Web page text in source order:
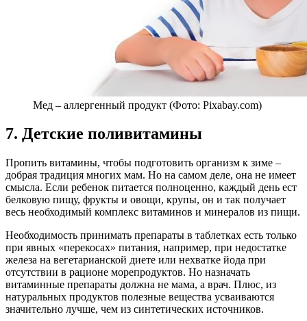
Мед – аллергенный продукт (Фото: Pixabay.com)
7. Детские поливитамины
Пропить витамины, чтобы подготовить организм к зиме –
добрая традиция многих мам. Но на самом деле, она не имеет
смысла. Если ребенок питается полноценно, каждый день ест
белковую пищу, фрукты и овощи, крупы, он и так получает
весь необходимый комплекс витаминов и минералов из пищи.
Необходимость принимать препараты в таблетках есть только
при явных «перекосах» питания, например, при недостатке
железа на вегетарианской диете или нехватке йода при
отсутствии в рационе морепродуктов. Но назначать
витаминные препараты должна не мама, а врач. Плюс, из
натуральных продуктов полезные вещества усваиваются
значительно лучше, чем из синтетических источников.